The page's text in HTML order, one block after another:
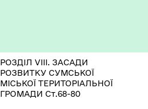
РОЗДІЛ VIІІ. ЗАСАДИ
РОЗВИТКУ СУМСЬКОЇ
МІСЬКОЇ ТЕРИТОРІАЛЬНОЇ
ГРОМАДИ Ст.68-80